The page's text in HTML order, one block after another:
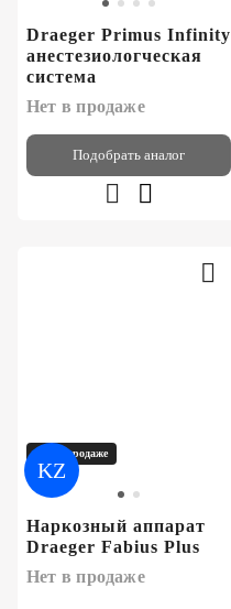
KZ
Draeger Primus Infinity
анестезиологческая
система
Нет в продаже
Подобрать аналог
Нет в продаже
Наркозный аппарат
Draeger Fabius Plus
Нет в продаже